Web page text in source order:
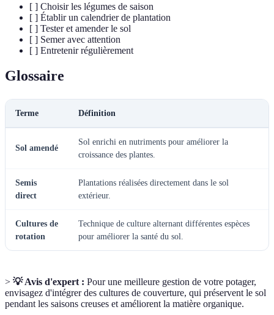
[ ] Choisir les légumes de saison
[ ] Établir un calendrier de plantation
[ ] Tester et amender le sol
[ ] Semer avec attention
[ ] Entretenir régulièrement
Glossaire
Terme Définition
Sol amendé
Sol enrichi en nutriments pour améliorer la
croissance des plantes.
Semis
direct
Plantations réalisées directement dans le sol
extérieur.
Cultures de
rotation
Technique de culture alternant différentes espèces
pour améliorer la santé du sol.
> 💡 Avis d'expert : Pour une meilleure gestion de votre potager,
envisagez d'intégrer des cultures de couverture, qui préservent le sol
pendant les saisons creuses et améliorent la matière organique.